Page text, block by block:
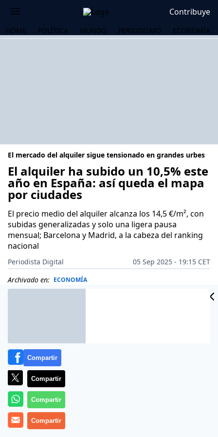
Contribuye
HOME POLÍTICA MUNDO PERIODISMO ECONOMÍA
El mercado del alquiler sigue tensionado en grandes urbes
El alquiler ha subido un 10,5% este
año en España: así queda el mapa
por ciudades
El precio medio del alquiler alcanza los 14,5 €/m², con
subidas generalizadas y solo una ligera pausa
mensual; Barcelona y Madrid, a la cabeza del ranking
nacional
Periodista Digital
05 Sep 2025 - 19:15 CET
Archivado en: ECONOMÍA
Compartir
Compartir
Compartir
Compartir